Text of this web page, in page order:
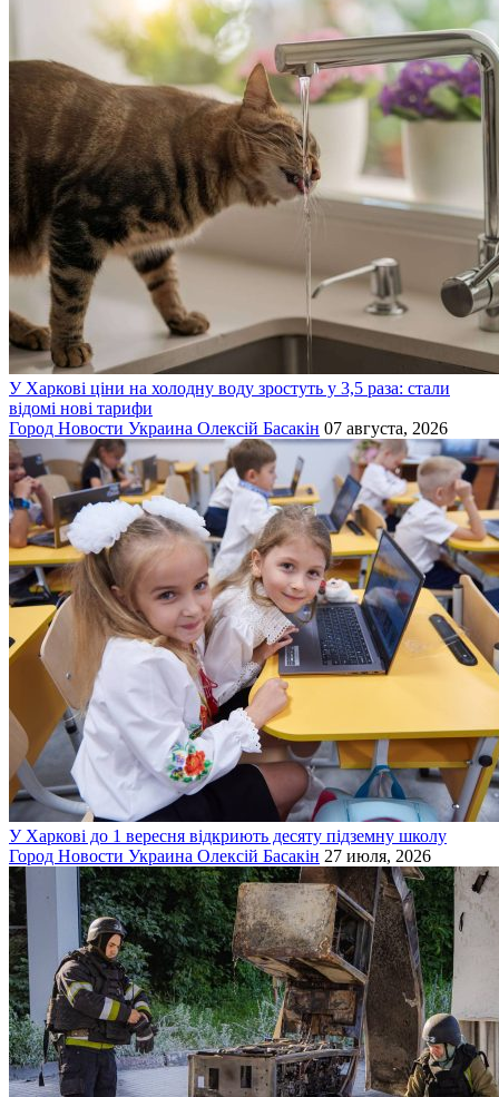
У Харкові ціни на холодну воду зростуть у 3,5 раза: стали
відомі нові тарифи
Город Новости Украина Олексій Басакін 07 августа, 2026
У Харкові до 1 вересня відкриють десяту підземну школу
Город Новости Украина Олексій Басакін 27 июля, 2026